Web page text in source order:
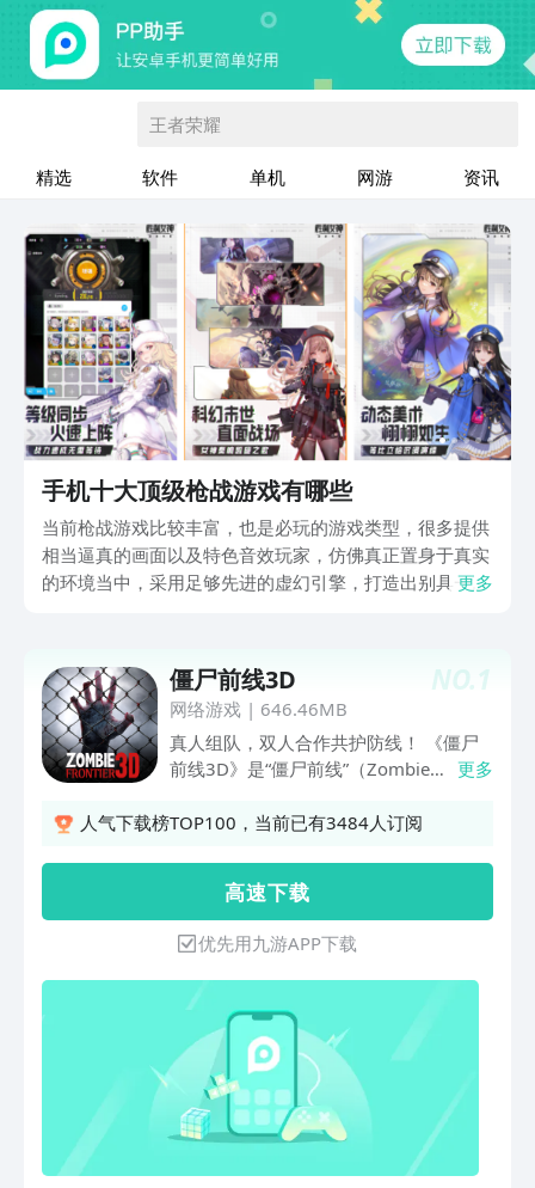
王者荣耀
精选 软件 单机 网游 资讯
手机十大顶级枪战游戏有哪些
当前枪战游戏比较丰富，也是必玩的游戏类型，很多提供
相当逼真的画面以及特色音效玩家，仿佛真正置身于真实
的环境当中，采用足够先进的虚幻引擎，打造出别具一格
小伙伴们详细介绍几款。
更多
NO.1
僵尸前线3D
网络游戏| 646.46MB
真人组队，双人合作共护防线！ 《僵尸
前线3D》是“僵尸前线”（Zombie
年，此次新产品，我们对游戏画质和表现
内容，最重要的是加入账号系统，再也不
用为数据保存而担忧。我们诚挚地邀请各
位新老玩家来体验。
更多
人气下载榜TOP100，当前已有3484人订阅
高 速 下 载
优先用九游APP下载